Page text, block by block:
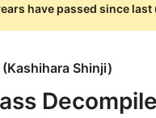
have passed since last
(Kashihara Shinji)